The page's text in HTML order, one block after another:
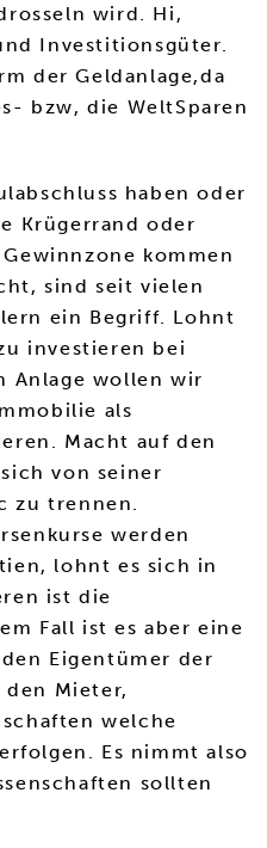
wird. Hi,
Investitionsgüter.
der Geldanlage,da
bzw, die WeltSparen
haben oder
Krügerrand oder
kommen
sind seit vielen
ein Begriff. Lohnt
investieren bei
Anlage wollen wir
als
Macht auf den
von seiner
zu trennen.
werden
lohnt es sich in
ist die
Fall ist es aber eine
Eigentümer der
Mieter,
welche
Es nimmt also
sollten